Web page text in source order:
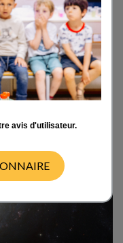
, écrit par
et co-
pour tous".
avis d'utilisateur.